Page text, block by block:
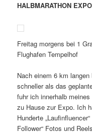
HALBMARATHON
Freitag morgens bei 1
Flughafen Tempelhof
Nach einem 6 km
schneller als das
fuhr ich innerhalb
zu Hause zur Expo. Ich
Hunderte
Follower“ Fotos und